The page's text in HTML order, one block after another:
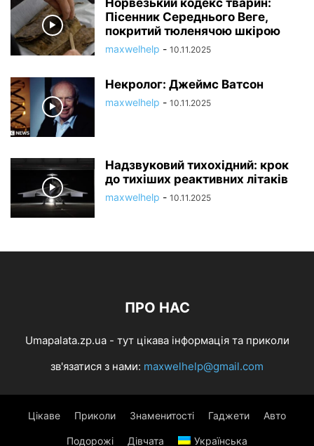
Пісенник Середнього Веге,
покритий тюленячою шкірою
maxwelhelp - 10.11.2025
Некролог: Джеймс Ватсон
maxwelhelp - 10.11.2025
Надзвуковий тихохідний: крок
до тихіших реактивних літаків
maxwelhelp - 10.11.2025
ПРО НАС
Umapalata.zp.ua - тут цікава інформація та приколи
зв'язатися з нами: maxwelhelp@gmail.com
Цікаве Приколи Знаменитості Гаджети Авто
Подорожі Дівчата Українська